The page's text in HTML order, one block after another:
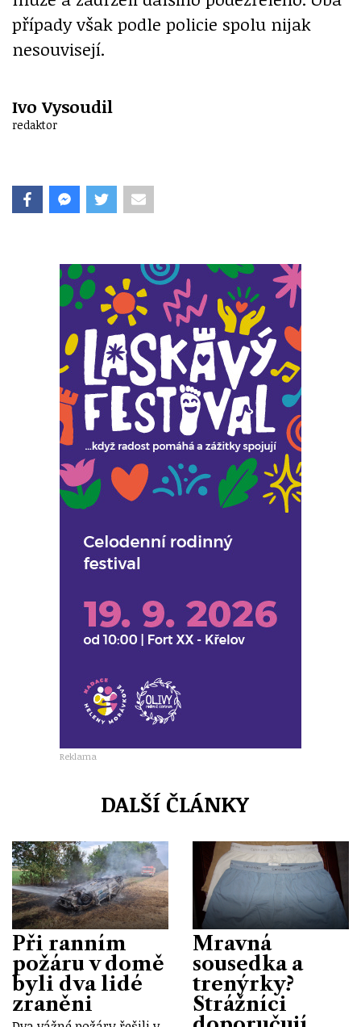
případy však podle policie spolu nijak
nesouvisejí.
Ivo Vysoudil
redaktor
Reklama
DALŠÍ ČLÁNKY
Při ranním
požáru v domě
byli dva lidé
zraněni
Mravná
sousedka a
trenýrky?
Strážníci